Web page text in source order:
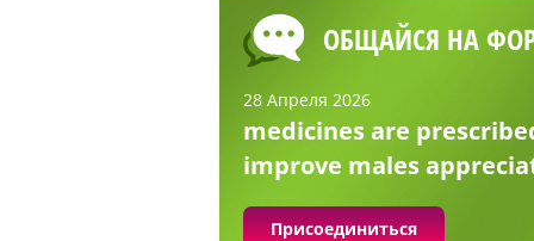
ОБЩАЙСЯ НА
28 Апреля 2026
medicines are
improve males
Присоединиться